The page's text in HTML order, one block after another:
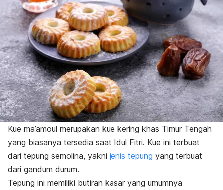
Kue ma’amoul merupakan kue kering khas Timur Tengah
yang biasanya tersedia saat Idul Fitri. Kue ini terbuat
dari tepung semolina, yakni jenis tepung yang terbuat
dari gandum durum.
Tepung ini memiliki butiran kasar yang umumnya